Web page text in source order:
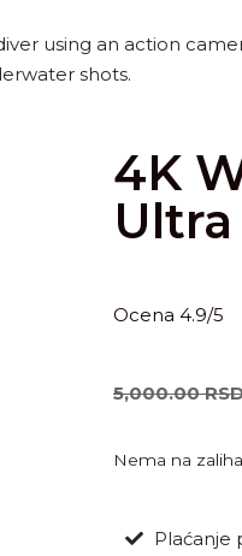
4K
Ocena 4.9/5
5,000.00
Nema na
Plaćanje